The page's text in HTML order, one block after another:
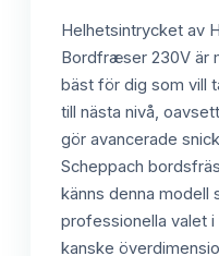
Helhetsintrycket av
Bordfræser 230V är
bäst för dig som vill
till nästa nivå,
gör avancerade
Scheppach
känns denna modell
professionella valet
kanske